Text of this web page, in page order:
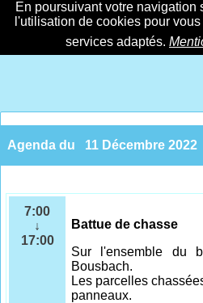
En poursuivant votre navigation
l'utilisation de cookies pour
services adaptés.
Agenda du 11 Décembre 2022
7:00
↓
17:00
Battue de chasse
Sur l'ensemble
du
Bousbach.
Les parcelles
panneaux.